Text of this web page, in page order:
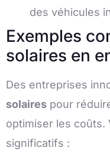
des véhicules
Exemples
solaires en
Des entreprises
solaires pour
optimiser les coûts.
significatifs :